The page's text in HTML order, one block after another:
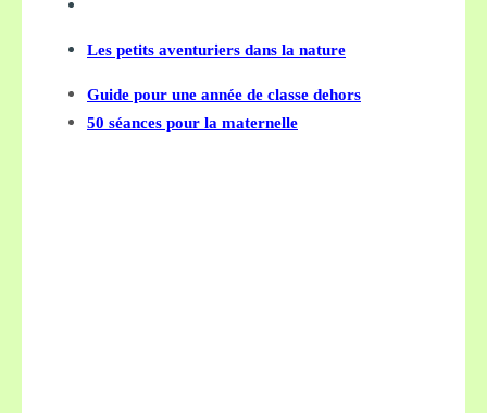
Les petits aventuriers dans la nature
Guide pour une année de classe dehors
50 séances pour la maternelle